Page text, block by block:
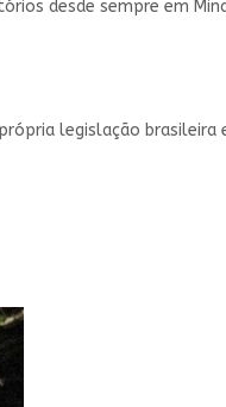
desde sempre em
legislação brasileira